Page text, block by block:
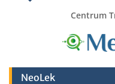
Centrum
NeoLek